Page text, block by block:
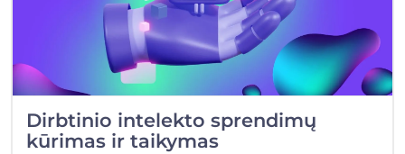
Dirbtinio intelekto sprendimų
kūrimas ir taikymas